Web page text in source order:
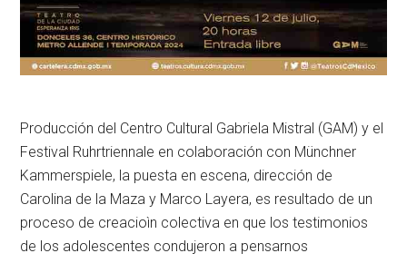
Producción del Centro Cultural Gabriela Mistral (GAM) y el
Festival Ruhrtriennale en colaboración con Münchner
Kammerspiele, la puesta en escena, dirección de
Carolina de la Maza y Marco Layera, es resultado de un
proceso de creacioìn colectiva en que los testimonios
de los adolescentes condujeron a pensarnos